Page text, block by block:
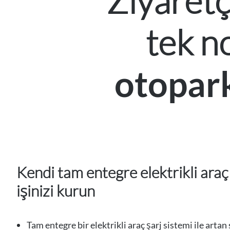
tek
Kendi tam entegre elektrikli
işinizi kurun
Tam entegre bir elektrikli araç şarj sistemi ile artan